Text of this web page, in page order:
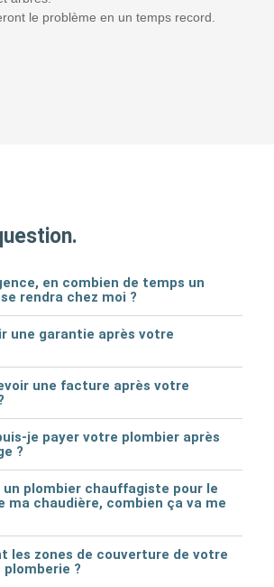
le problème en un temps record.
en combien de temps un
rendra chez moi ?
une garantie après votre
une facture après votre
je payer votre plombier après
?
un plombier chauffagiste pour le
ma chaudière, combien ça va me
les zones de couverture de votre
?